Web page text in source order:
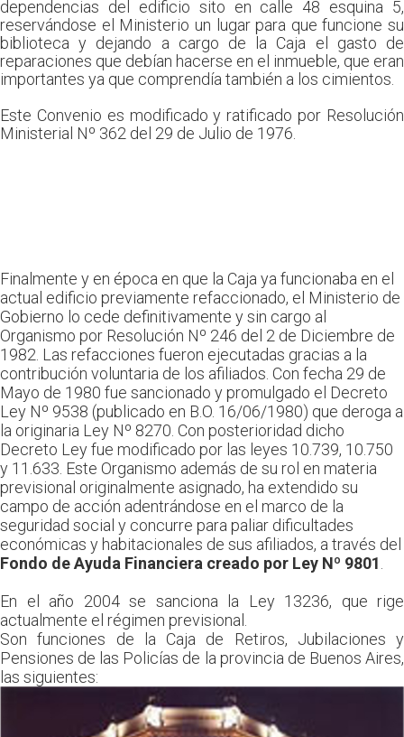
dependencias del edificio sito en calle 48 esquina 5,
reservándose el Ministerio un lugar para que funcione su
biblioteca y dejando a cargo de la Caja el gasto de
reparaciones que debían hacerse en el inmueble, que eran
importantes ya que comprendía también a los cimientos.
Este Convenio es modificado y ratificado por Resolución
Ministerial Nº 362 del 29 de Julio de 1976.
Finalmente y en época en que la Caja ya funcionaba en el
actual edificio previamente refaccionado, el Ministerio de
Gobierno lo cede definitivamente y sin cargo al
Organismo por Resolución Nº 246 del 2 de Diciembre de
1982. Las refacciones fueron ejecutadas gracias a la
contribución voluntaria de los afiliados. Con fecha 29 de
Mayo de 1980 fue sancionado y promulgado el Decreto
Ley Nº 9538 (publicado en B.O. 16/06/1980) que deroga a
la originaria Ley Nº 8270. Con posterioridad dicho
Decreto Ley fue modificado por las leyes 10.739, 10.750
y 11.633. Este Organismo además de su rol en materia
previsional originalmente asignado, ha extendido su
campo de acción adentrándose en el marco de la
seguridad social y concurre para paliar dificultades
económicas y habitacionales de sus afiliados, a través del
Fondo de Ayuda Financiera creado por Ley Nº 9801
En el año 2004 se sanciona la Ley 13236, que rige
actualmente el régimen previsional.
Son funciones de la Caja de Retiros, Jubilaciones y
Pensiones de las Policías de la provincia de Buenos Aires,
las siguientes: